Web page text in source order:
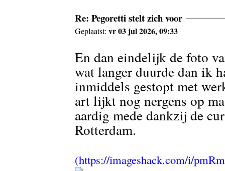
Re: Pegoretti stelt zich voor
Geplaatst:vr 03 jul 2026, 09:33
En dan eindelijk de foto
wat langer duurde dan ik
inmiddels gestopt met
art lijkt nog nergens op
aardig mede dankzij de
Rotterdam.